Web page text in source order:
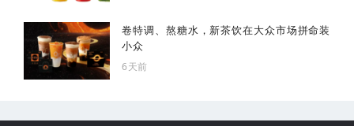
卷特调、熬糖水，新茶饮在大众市场拼命装
小众
6天前